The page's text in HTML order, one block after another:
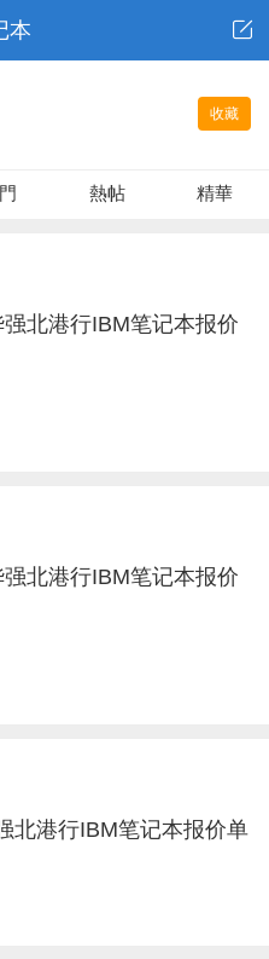
本
收藏
熱帖 精華
强北港行IBM笔记本报价
强北港行IBM笔记本报价
北港行IBM笔记本报价单